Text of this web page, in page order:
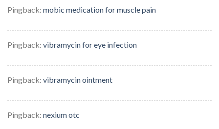
Pingback: mobic medication for muscle pain
Pingback: vibramycin for eye infection
Pingback: vibramycin ointment
Pingback: nexium otc